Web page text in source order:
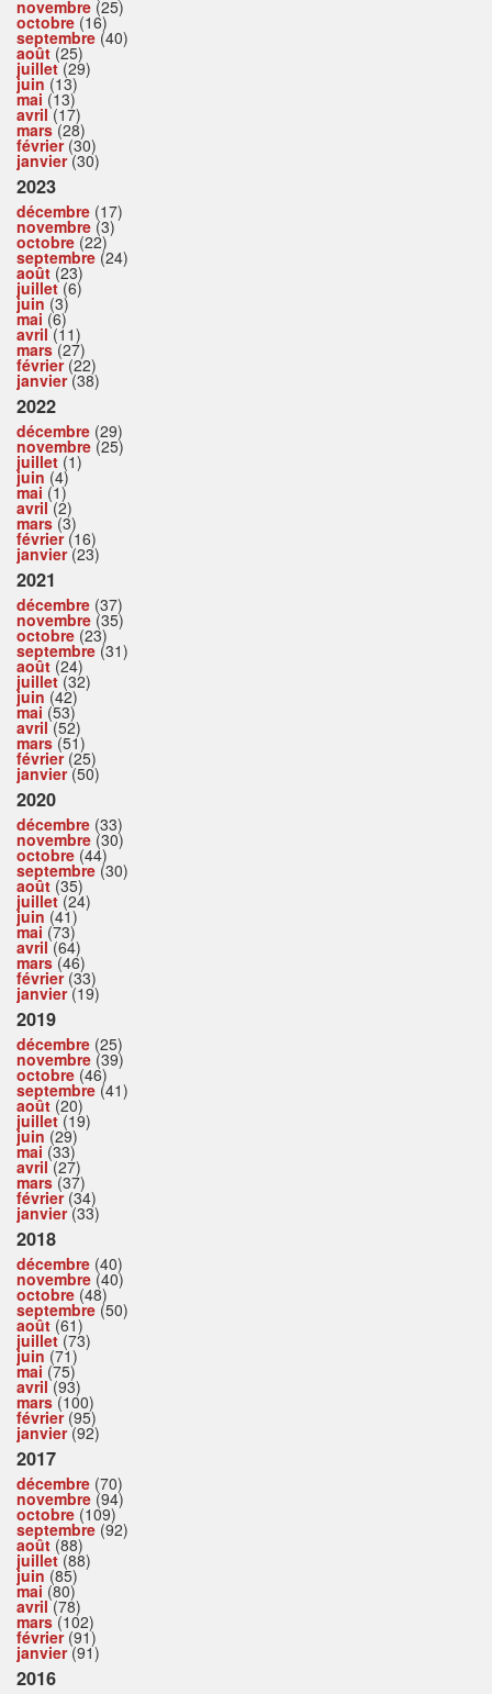
novembre (25)
octobre (16)
septembre (40)
août (25)
juillet(29)
juin (13)
mai (13)
avril(17)
mars(28)
février(30)
janvier(30)
2023
décembre (17)
novembre (3)
octobre (22)
septembre (24)
août (23)
juillet(6)
juin (3)
mai (6)
avril(11)
mars(27)
février(22)
janvier(38)
2022
décembre (29)
novembre (25)
juillet (1)
juin (4)
mai (1)
avril(2)
mars(3)
février(16)
janvier(23)
2021
décembre (37)
novembre (35)
octobre (23)
septembre (31)
août (24)
juillet(32)
juin (42)
mai (53)
avril(52)
mars(51)
février(25)
janvier(50)
2020
décembre (33)
novembre (30)
octobre (44)
septembre (30)
août (35)
juillet(24)
juin (41)
mai (73)
avril(64)
mars(46)
février(33)
janvier(19)
2019
décembre (25)
novembre (39)
octobre (46)
septembre (41)
août (20)
juillet(19)
juin (29)
mai (33)
avril(27)
mars(37)
février(34)
janvier(33)
2018
décembre (40)
novembre (40)
octobre (48)
septembre (50)
août (61)
juillet(73)
juin (71)
mai (75)
avril(93)
mars(100)
février(95)
janvier(92)
2017
décembre (70)
novembre (94)
octobre (109)
septembre (92)
août (88)
juillet(88)
juin (85)
mai (80)
avril(78)
mars(102)
février(91)
janvier(91)
2016